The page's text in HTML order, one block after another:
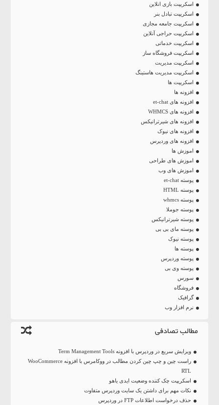
اسکریپت بازی انلاین
اسکریپت تبادل بنر
اسکریپت جامعه مجازی
اسکریپت حراجی آنلاین
اسکریپت خدماتی
اسکریپت فروشگاه ساز
اسکریپت مدیریت
اسکریپت مدیریت هاستینگ
اسکریپت ها
افزونه ها
افزونه های et-chat
افزونه های WHMCS
افزونه های شیرترانیکس
افزونه های نیوک
افزونه های وردپرس
اموزش ها
اموزش های طراحی
اموزش های وب
پوسته et-chat
پوسته HTML
پوسته whmcs
پوسته جوملا
پوسته شیرترانیکس
پوسته مای بی بی
پوسته نیوک
پوسته ها
پوسته وردپرس
پوسته وی بی
سورس
فروشگاه
گرافیک
نرم افزار وب
مطالب تصادفی
ویرایش سریع در وردپرس با افزونه Term Management Tools
راست چین و چپ چین کردن مطالب در ووکامرس با افزونه WooCommerce
RTL
اسکریپت چک کننده وضعیت ایدی یاهو
نکات مهم برای داشتن یک سایت وردپرس متفاوت
حذف درخواست اطلاعات FTP در وردپرس